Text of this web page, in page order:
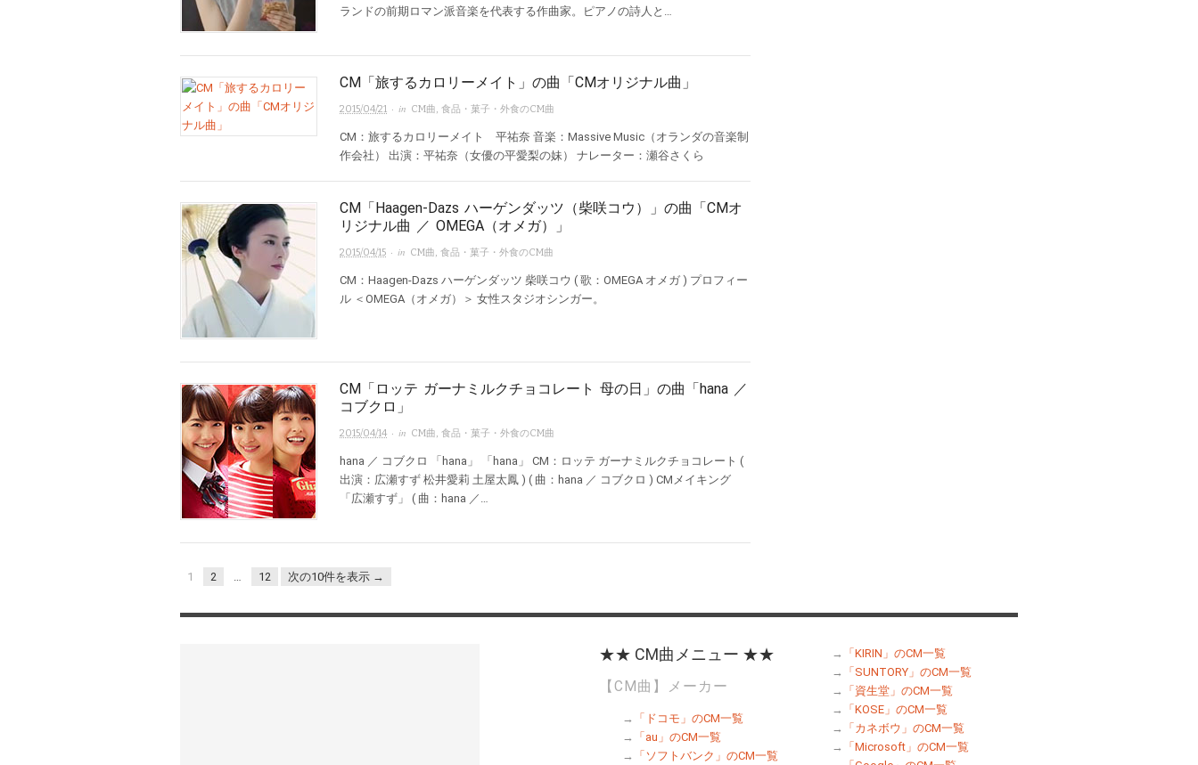
ランドの前期ロマン派音楽を代表する作曲家。ピアノの詩人と…
CM「旅するカロリーメイト」の曲「CMオリジナル曲」
2015/04/21 · in CM曲, 食品・菓子・外食のCM曲
CM：旅するカロリーメイト 平祐奈 音楽：Massive Music（オランダの音楽制
作会社） 出演：平祐奈（女優の平愛梨の妹） ナレーター：瀬谷さくら
CM「Haagen-Dazs ハーゲンダッツ（柴咲コウ）」の曲「CMオ
リジナル曲 ／ OMEGA（オメガ）」
2015/04/15 · in CM曲 食品・菓子・外食のCM曲
CM：Haagen-Dazs ハーゲンダッツ 柴咲コウ ( 歌：OMEGA オメガ ) プロフィー
ル ＜OMEGA（オメガ）＞ 女性スタジオシンガー。
CM「ロッテ ガーナミルクチョコレート 母の日」の曲「hana ／
コブクロ」
2015/04/14 · in CM曲 食品・菓子・外食のCM曲
hana ／ コブクロ 「hana」 「hana」 CM：ロッテ ガーナミルクチョコレート (
出演：広瀬すず 松井愛莉 土屋太鳳 ) ( 曲：hana ／ コブクロ ) CMメイキング
「広瀬すず」 ( 曲：hana ／…
1 2 12 次の10件を表示 →
★★ CM曲メニュー ★★
【CM曲】メーカー
→
「ドコモ」のCM一覧
→
「au」のCM一覧
→
「ソフトバンク」のCM一覧
→
「KIRIN」のCM一覧
→
「SUNTORY」のCM一覧
→
「資生堂」のCM一覧
→
「KOSE」のCM一覧
→
「カネボウ」のCM一覧
→
「Microsoft」のCM一覧